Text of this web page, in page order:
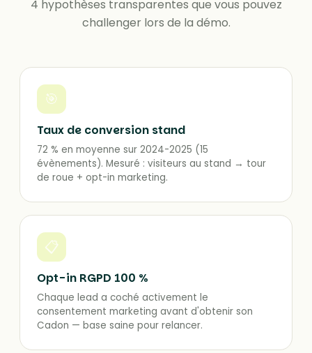
4 hypothèses transparentes que vous pouvez
challenger lors de la démo.
🎯
Taux de conversion stand
72 % en moyenne sur 2024-2025 (15
évènements). Mesuré : visiteurs au stand → tour
de roue + opt-in marketing.
📋
Opt-in RGPD 100 %
Chaque lead a coché activement le
consentement marketing avant d'obtenir son
Cadon — base saine pour relancer.